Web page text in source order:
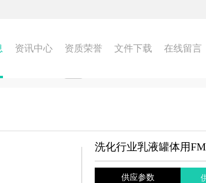
资讯中心 资质荣誉 文件下载 在线留言
洗化行业乳液罐体用
供应参数